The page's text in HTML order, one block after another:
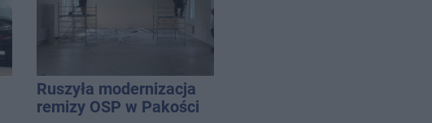
Ruszyła modernizacja
remizy OSP w Pakości